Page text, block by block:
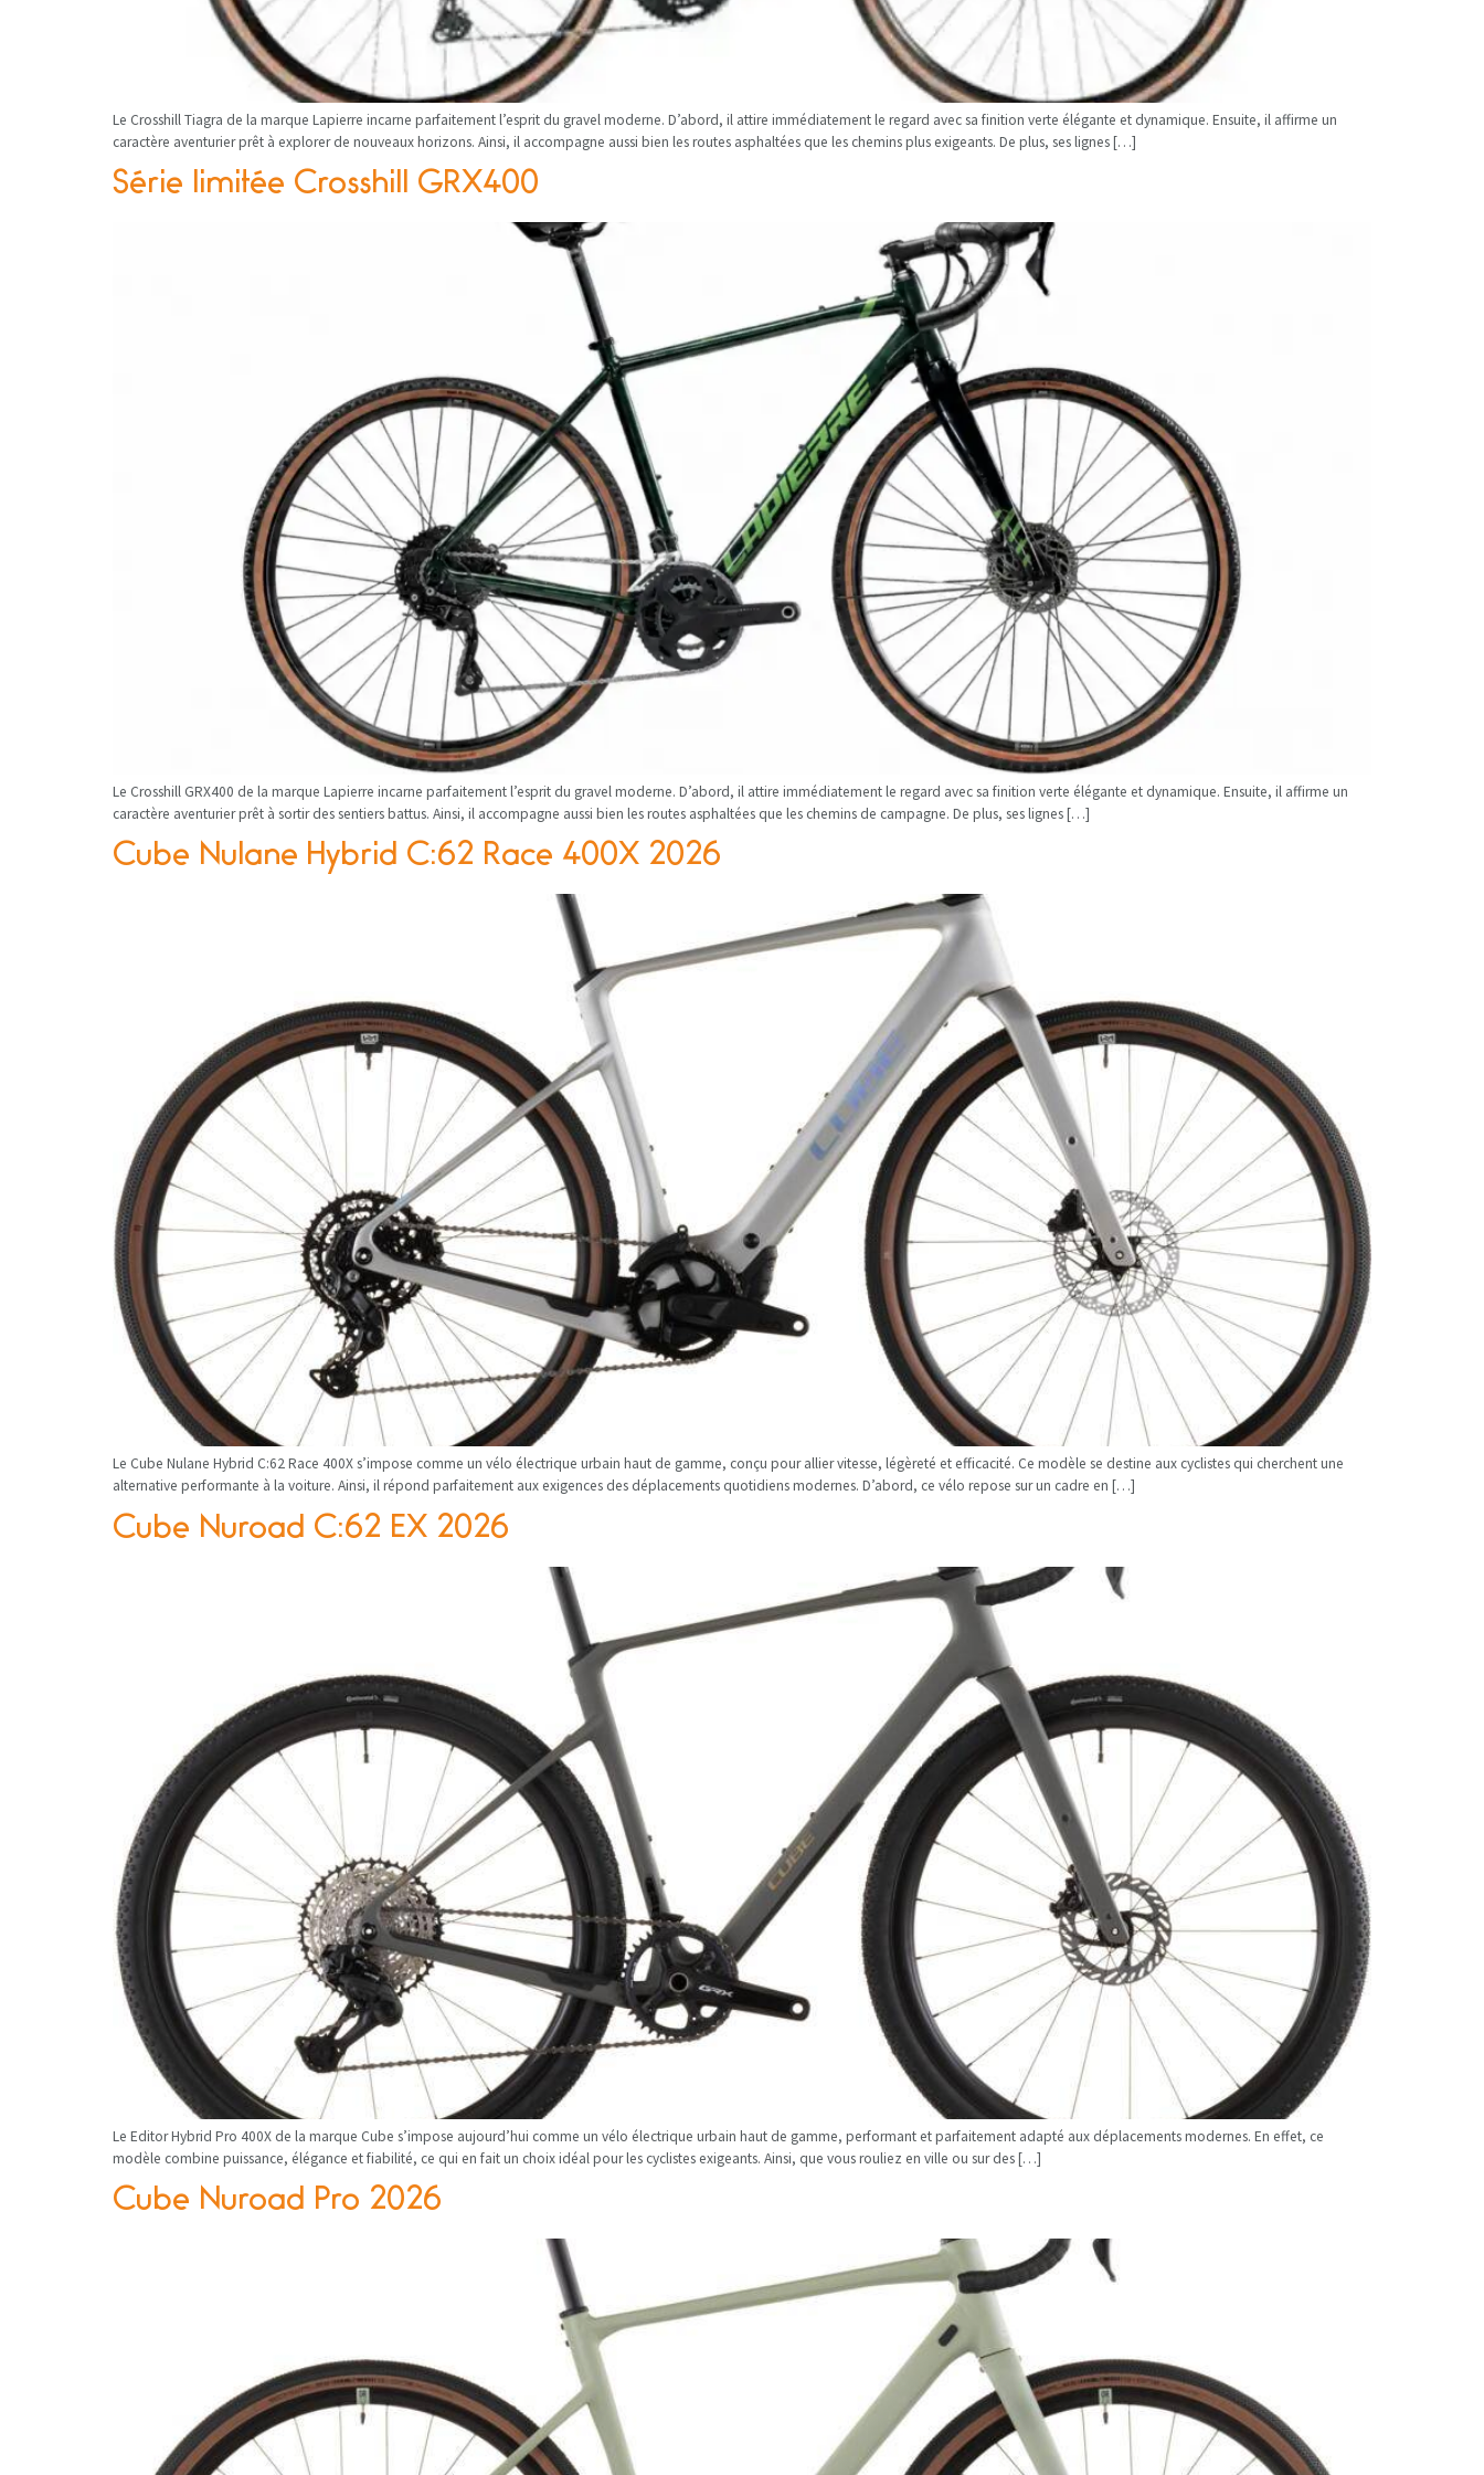
Le Crosshill Tiagra de la marque Lapierre incarne parfaitement l’esprit du gravel moderne. D’abord, il attire immédiatement le regard avec sa finition verte élégante et dynamique. Ensuite, il affirme un
caractère aventurier prêt à explorer de nouveaux horizons. Ainsi, il accompagne aussi bien les routes asphaltées que les chemins plus exigeants. De plus, ses lignes […]
Série limitée Crosshill GRX400
Le Crosshill GRX400 de la marque Lapierre incarne parfaitement l’esprit du gravel moderne. D’abord, il attire immédiatement le regard avec sa finition verte élégante et dynamique. Ensuite, il affirme un
caractère aventurier prêt à sortir des sentiers battus. Ainsi, il accompagne aussi bien les routes asphaltées que les chemins de campagne. De plus, ses lignes […]
Cube Nulane Hybrid C:62 Race 400X 2026
Le Cube Nulane Hybrid C:62 Race 400X s’impose comme un vélo électrique urbain haut de gamme, conçu pour allier vitesse, légèreté et efficacité. Ce modèle se destine aux cyclistes qui cherchent une
alternative performante à la voiture. Ainsi, il répond parfaitement aux exigences des déplacements quotidiens modernes. D’abord, ce vélo repose sur un cadre en […]
Cube Nuroad C:62 EX 2026
Le Editor Hybrid Pro 400X de la marque Cube s’impose aujourd’hui comme un vélo électrique urbain haut de gamme, performant et parfaitement adapté aux déplacements modernes. En effet, ce
modèle combine puissance, élégance et fiabilité, ce qui en fait un choix idéal pour les cyclistes exigeants. Ainsi, que vous rouliez en ville ou sur des […]
Cube Nuroad Pro 2026